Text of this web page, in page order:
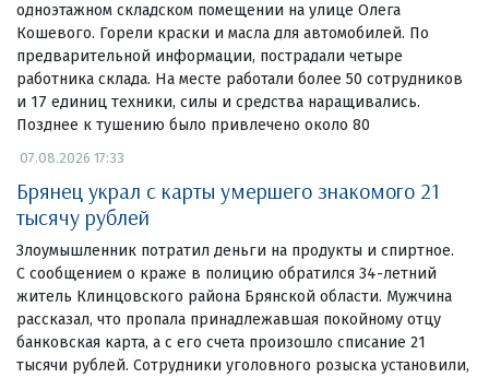
одноэтажном складском помещении на улице Олега
Кошевого. Горели краски и масла для автомобилей. По
предварительной информации, пострадали четыре
работника склада. На месте работали более 50 сотрудников
и 17 единиц техники, силы и средства наращивались.
Позднее к тушению было привлечено около 80
07.08.2026 17:33
Брянец украл с карты умершего знакомого 21
тысячу рублей
Злоумышленник потратил деньги на продукты и спиртное.
С сообщением о краже в полицию обратился 34-летний
житель Клинцовского района Брянской области. Мужчина
рассказал, что пропала принадлежавшая покойному отцу
банковская карта, а с его счета произошло списание 21
тысячи рублей. Сотрудники уголовного розыска установили,